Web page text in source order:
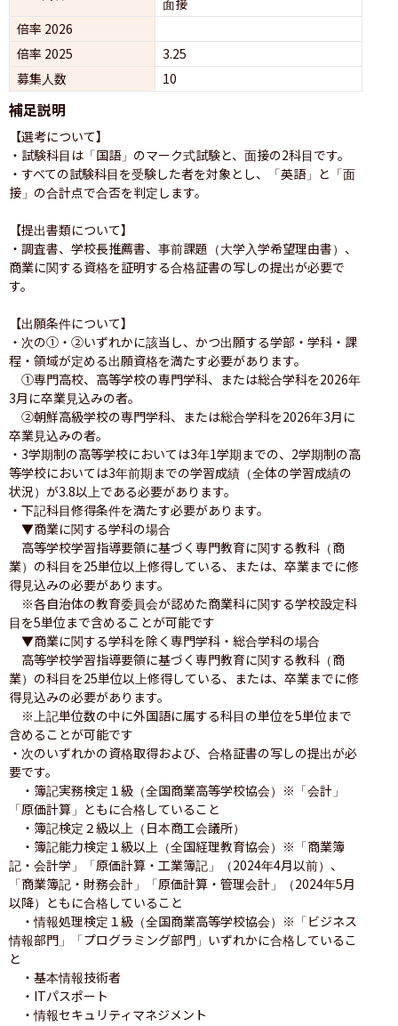
倍率 2026
倍率 2025
3.25
募集人数
10
補足説明
【選考について】
・試験科目は「国語」のマーク式試験と、面接の2科目です。
・すべての試験科目を受験した者を対象とし、「英語」と「面
接」の合計点で合否を判定します。
【提出書類について】
・調査書、学校長推薦書、事前課題（大学入学希望理由書）、
商業に関する資格を証明する合格証書の写しの提出が必要で
す。
【出願条件について】
・次の①・②いずれかに該当し、かつ出願する学部・学科・課
程・領域が定める出願資格を満たす必要があります。
①専門高校、高等学校の専門学科、または総合学科を2026年
3月に卒業見込みの者。
②朝鮮高級学校の専門学科、または総合学科を2026年3月に
卒業見込みの者。
・3学期制の高等学校においては3年1学期までの、2学期制の高
等学校においては3年前期までの学習成績（全体の学習成績の
状況）が3.8以上である必要があります。
・下記科目修得条件を満たす必要があります。
▼商業に関する学科の場合
高等学校学習指導要領に基づく専門教育に関する教科（商
業）の科目を25単位以上修得している、または、卒業までに修
得見込みの必要があります。
※各自治体の教育委員会が認めた商業科に関する学校設定科
目を5単位まで含めることが可能です
▼商業に関する学科を除く専門学科・総合学科の場合
高等学校学習指導要領に基づく専門教育に関する教科（商
業）の科目を25単位以上修得している、または、卒業までに修
得見込みの必要があります。
※上記単位数の中に外国語に属する科目の単位を5単位まで
含めることが可能です
・次のいずれかの資格取得および、合格証書の写しの提出が必
要です。
・簿記実務検定１級（全国商業高等学校協会）※「会計」
「原価計算」ともに合格していること
・簿記検定２級以上（日本商工会議所）
・簿記能力検定１級以上（全国経理教育協会）※「商業簿
記・会計学」「原価計算・工業簿記」（2024年4月以前）、
「商業簿記・財務会計」「原価計算・管理会計」（2024年5月
以降）ともに合格していること
・情報処理検定１級（全国商業高等学校協会）※「ビジネス
情報部門」「プログラミング部門」いずれかに合格しているこ
と
・基本情報技術者
・ITパスポート
・情報セキュリティマネジメント